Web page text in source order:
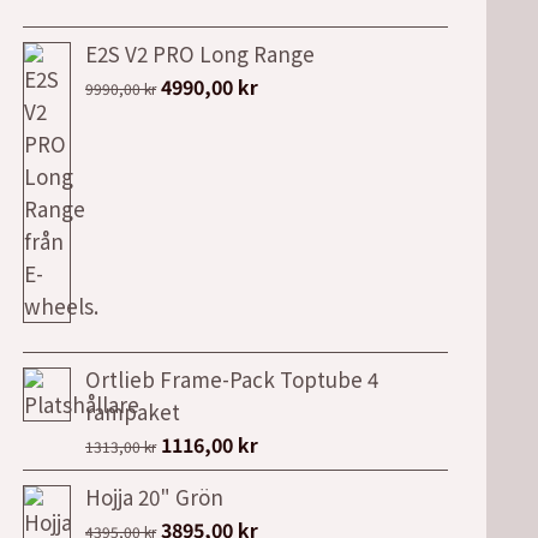
E2S V2 PRO Long Range
9990,00kr Det
4990,00 kr
Ortlieb Frame-Pack Toptube 4
rampaket
1313,00kr Det
ursprungliga
priset
1116,00 kr
nuvarande
Hojja 20" Grön
4395,00kr Det
3895,00 kr